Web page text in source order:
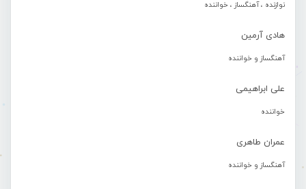
نوازنده ، آهنگساز ، خواننده
هادی آرمین
آهنگساز و خواننده
علی ابراهیمی
خواننده
عمران طاهری
آهنگساز و خواننده